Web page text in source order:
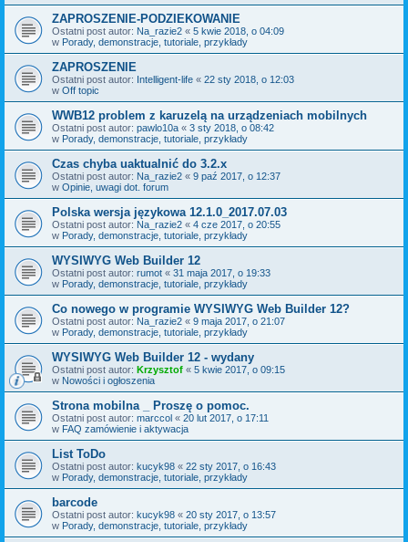
ZAPROSZENIE-PODZIEKOWANIE
Ostatni post autor: Na_razie2 « 5 kwie 2018, o 04:09
w Porady, demonstracje, tutoriale, przykłady
ZAPROSZENIE
Ostatni post autor: Intelligent-life « 22 sty 2018, o 12:03
w Off topic
WWB12 problem z karuzelą na urządzeniach mobilnych
Ostatni post autor: pawlo10a « 3 sty 2018, o 08:42
w Porady, demonstracje, tutoriale, przykłady
Czas chyba uaktualnić do 3.2.x
Ostatni post autor: Na_razie2 « 9 paź 2017, o 12:37
w Opinie, uwagi dot. forum
Polska wersja językowa 12.1.0_2017.07.03
Ostatni post autor: Na_razie2 « 4 cze 2017, o 20:55
w Porady, demonstracje, tutoriale, przykłady
WYSIWYG Web Builder 12
Ostatni post autor: rumot « 31 maja 2017, o 19:33
w Porady, demonstracje, tutoriale, przykłady
Co nowego w programie WYSIWYG Web Builder 12?
Ostatni post autor: Na_razie2 « 9 maja 2017, o 21:07
w Porady, demonstracje, tutoriale, przykłady
WYSIWYG Web Builder 12 - wydany
Ostatni post autor: Krzysztof « 5 kwie 2017, o 09:15
w Nowości i ogłoszenia
Strona mobilna _ Proszę o pomoc.
Ostatni post autor: marccol « 20 lut 2017, o 17:11
w FAQ zamówienie i aktywacja
List ToDo
Ostatni post autor: kucyk98 « 22 sty 2017, o 16:43
w Porady, demonstracje, tutoriale, przykłady
barcode
Ostatni post autor: kucyk98 « 20 sty 2017, o 13:57
w Porady, demonstracje, tutoriale, przykłady